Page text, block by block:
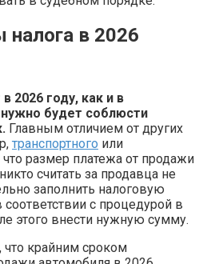
в 2026
2026 году, как и в
будет соблюсти
Главным отличием от других
транспортного или
что размер платежа от продажи
считать за продавца не
заполнить налоговую
с процедурой в
этого внести нужную сумму.
что крайним сроком